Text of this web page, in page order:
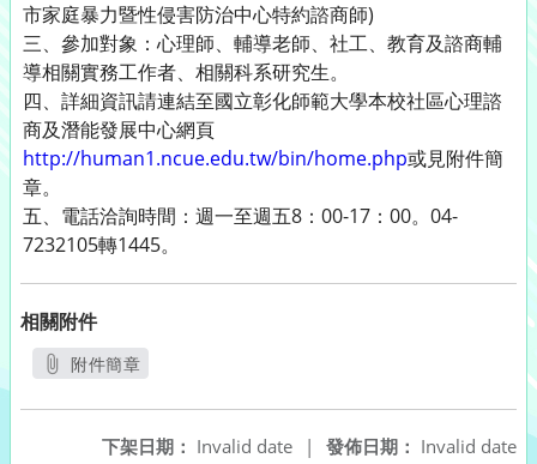
市家庭暴力暨性侵害防治中心特約諮商師)
三、參加對象：心理師、輔導老師、社工、教育及諮商輔
導相關實務工作者、相關科系研究生。
四、詳細資訊請連結至國立彰化師範大學本校社區心理諮
商及潛能發展中心網頁
http://human1.ncue.edu.tw/bin/home.php或見附件簡
章。
五、電話洽詢時間：週一至週五8：00-17：00。04-
7232105轉1445。
相關附件
附件簡章
發佈日期： Invalid date
下架日期： Invalid date
|